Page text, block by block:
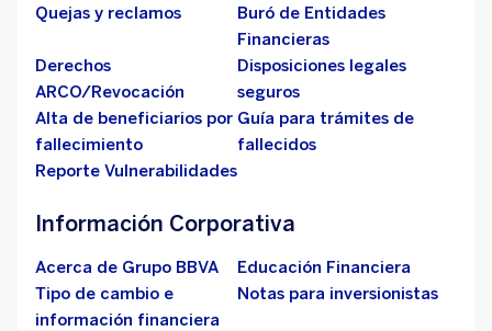
Quejas y reclamos
Buró de Entidades
Financieras
Derechos
ARCO/Revocación
Disposiciones legales
seguros
Alta de beneficiarios por
fallecimiento
Guía para trámites de
fallecidos
Reporte Vulnerabilidades
Información Corporativa
Acerca de Grupo BBVA
Educación Financiera
Tipo de cambio e
información financiera
Notas para inversionistas